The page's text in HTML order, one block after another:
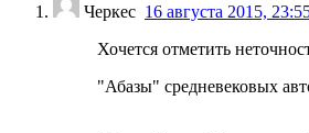
Черкес 16 августа 2015,
Хочется отметить
"Абазы" средневековых